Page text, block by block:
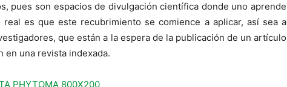
pues son espacios de divulgación científica donde uno aprende
es que este recubrimiento se comience a aplicar, así sea a
que están a la espera de la publicación de un artículo
una revista indexada.